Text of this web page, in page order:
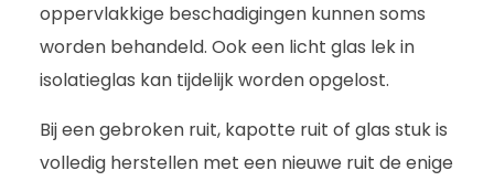
oppervlakkige beschadigingen kunnen soms
worden behandeld. Ook een licht glas lek in
isolatieglas kan tijdelijk worden opgelost.
Bij een gebroken ruit, kapotte ruit of glas stuk is
volledig herstellen met een nieuwe ruit de enige